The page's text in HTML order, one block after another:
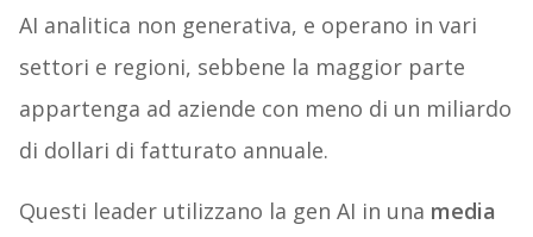
AI analitica non generativa, e operano in vari
settori e regioni, sebbene la maggior parte
appartenga ad aziende con meno di un miliardo
di dollari di fatturato annuale.
Questi leader utilizzano la gen AI in una media